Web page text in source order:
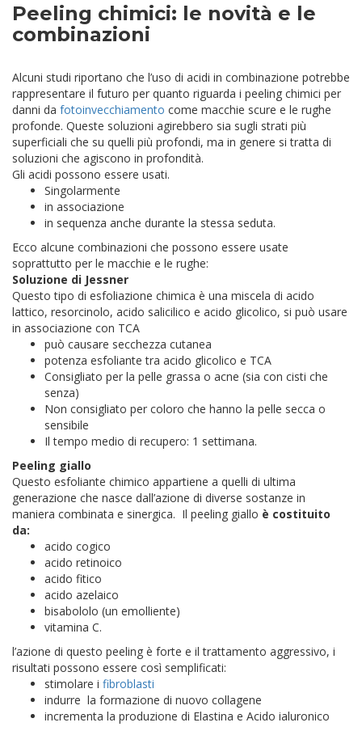
Peeling chimici: le novità e le
combinazioni
Alcuni studi riportano che l’uso di acidi in combinazione potrebbe
rappresentare il futuro per quanto riguarda i peeling chimici per
danni da fotoinvecchiamento come macchie scure e le rughe
profonde. Queste soluzioni agirebbero sia sugli strati più
superficiali che su quelli più profondi, ma in genere si tratta di
soluzioni che agiscono in profondità.
Gli acidi possono essere usati.
Singolarmente
in associazione
in sequenza anche durante la stessa seduta.
Ecco alcune combinazioni che possono essere usate
soprattutto per le macchie e le rughe:
Soluzione di Jessner
Questo tipo di esfoliazione chimica è una miscela di acido
lattico, resorcinolo, acido salicilico e acido glicolico, si può usare
in associazione con TCA
può causare secchezza cutanea
potenza esfoliante tra acido glicolico e TCA
Consigliato per la pelle grassa o acne (sia con cisti che
senza)
Non consigliato per coloro che hanno la pelle secca o
sensibile
Il tempo medio di recupero: 1 settimana.
Peeling giallo
Questo esfoliante chimico appartiene a quelli di ultima
generazione che nasce dall’azione di diverse sostanze in
maniera combinata e sinergica. Il peeling giallo è costituito
da:
acido cogico
acido retinoico
acido fitico
acido azelaico
bisabololo (un emolliente)
vitamina C.
l’azione di questo peeling è forte e il trattamento aggressivo, i
risultati possono essere così semplificati:
stimolare i fibroblasti
indurre la formazione di nuovo collagene
incrementa la produzione di Elastina e Acido ialuronico